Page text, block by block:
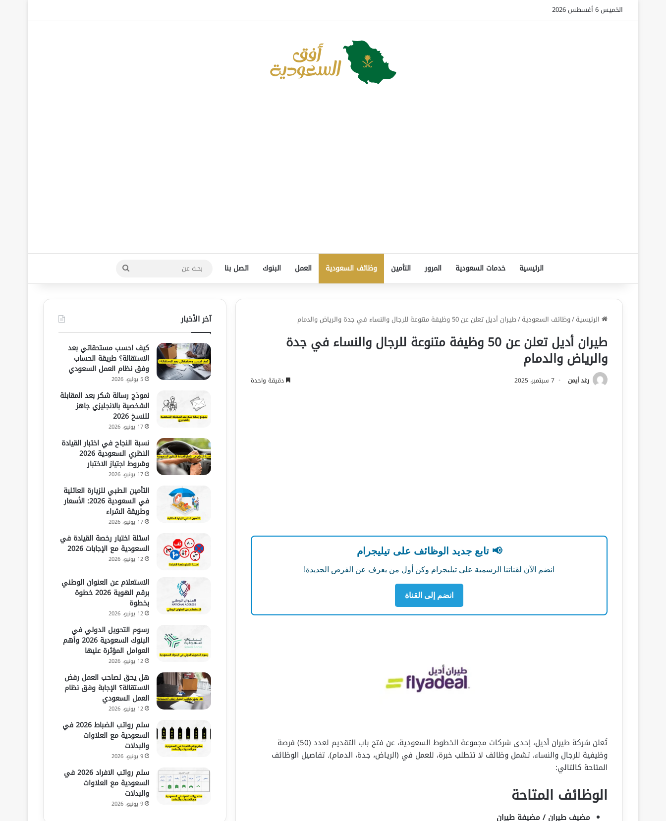
الخميس 6 أغسطس 2026
الرئيسية خدمات السعودية المرور التأمين وظائف السعودية العمل البنوك اتصل بنا
بحث
عن
الرئيسية/وظائف السعودية/طيران أديل تعلن عن 50 وظيفة متنوعة للرجال والنساء في جدة والرياض والدمام
طيران أديل تعلن عن 50 وظيفة متنوعة للرجال والنساء في جدة
والرياض والدمام
رغد أيمن 7 سبتمبر، 2025 دقيقة واحدة
📢 تابع جديد الوظائف على تيليجرام
انضم الآن لقناتنا الرسمية على تيليجرام وكن أول من يعرف عن الفرص الجديدة!
انضم إلى القناة
تُعلن شركة طيران أديل، إحدى شركات مجموعة الخطوط السعودية، عن فتح باب التقديم لعدد (50) فرصة
وظيفية للرجال والنساء، تشمل وظائف لا تتطلب خبرة، للعمل في (الرياض، جدة، الدمام). تفاصيل الوظائف
المتاحة كالتالي:
الوظائف المتاحة
مضيف طيران / مضيفة طيران
آخر الأخبار
كيف احسب مستحقاتي بعد
الاستقالة؟ طريقة الحساب
وفق نظام العمل السعودي
5 يوليو، 2026
نموذج رسالة شكر بعد المقابلة
الشخصية بالانجليزي جاهز
للنسخ 2026
17 يونيو، 2026
نسبة النجاح في اختبار القيادة
النظري السعودية 2026
وشروط اجتياز الاختبار
17 يونيو، 2026
التأمين الطبي للزيارة العائلية
في السعودية 2026: الأسعار
وطريقة الشراء
17 يونيو، 2026
اسئلة اختبار رخصة القيادة في
السعودية مع الإجابات 2026
12 يونيو، 2026
الاستعلام عن العنوان الوطني
برقم الهوية 2026 خطوة
بخطوة
12 يونيو، 2026
رسوم التحويل الدولي في
البنوك السعودية 2026 وأهم
العوامل المؤثرة عليها
12 يونيو، 2026
هل يحق لصاحب العمل رفض
الاستقالة؟ الإجابة وفق نظام
العمل السعودي
12 يونيو، 2026
سلم رواتب الضباط 2026 في
السعودية مع العلاوات
والبدلات
9 يونيو، 2026
سلم رواتب الافراد 2026 في
السعودية مع العلاوات
والبدلات
9 يونيو، 2026